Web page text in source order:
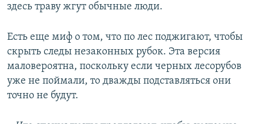
здесь траву жгут обычные люди.
Есть еще миф о том, что по лес поджигают, чтобы
скрыть следы незаконных рубок. Эта версия
маловероятна, поскольку если черных лесорубов
уже не поймали, то дважды подставляться они
точно не будут.